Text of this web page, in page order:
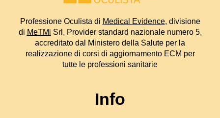
Professione Oculista di Medical Evidence, divisione
di MeTMi Srl, Provider standard nazionale numero 5,
accreditato dal Ministero della Salute per la
realizzazione di corsi di aggiornamento ECM per
tutte le professioni sanitarie
Info